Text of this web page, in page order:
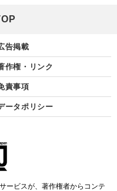
告掲載
作権・リンク
責事項
ータポリシー
ービスが、著作権者からコンテ